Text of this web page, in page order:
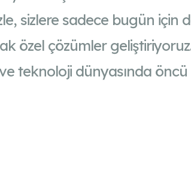
sizlere sadece bugün için
özel çözümler
teknoloji dünyasında